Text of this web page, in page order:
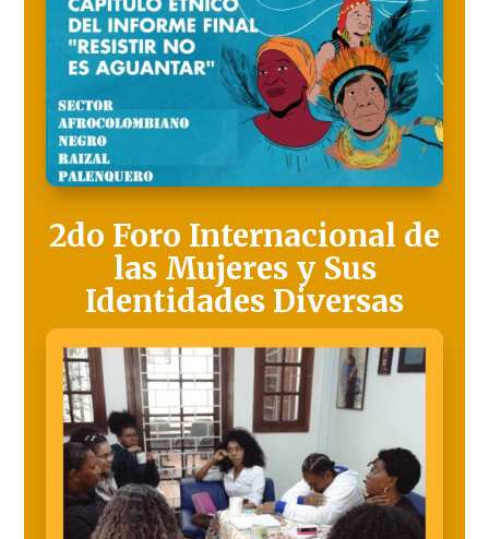
2do Foro Internacional de
las Mujeres y Sus
Identidades Diversas